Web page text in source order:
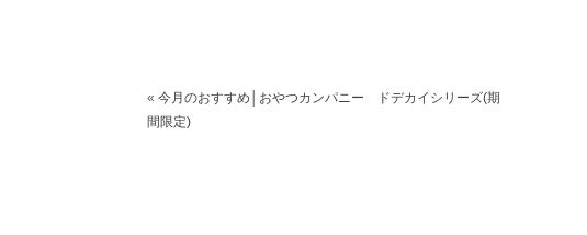
«今月のおすすめ│おやつカンパニー ドデカイシリーズ(期
間限定)